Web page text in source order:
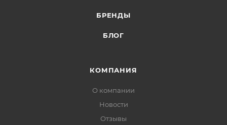
БРЕНДЫ
БЛОГ
КОМПАНИЯ
О компании
Новости
Отзывы